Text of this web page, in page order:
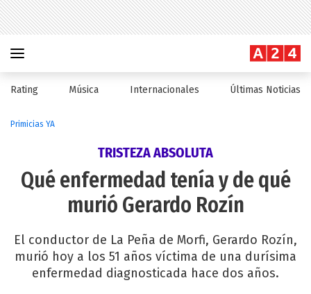
Rating Música Internacionales Últimas Noticias
Primicias YA
TRISTEZA ABSOLUTA
Qué enfermedad tenía y de qué
murió Gerardo Rozín
El conductor de La Peña de Morfi, Gerardo Rozín,
murió hoy a los 51 años víctima de una durísima
enfermedad diagnosticada hace dos años.